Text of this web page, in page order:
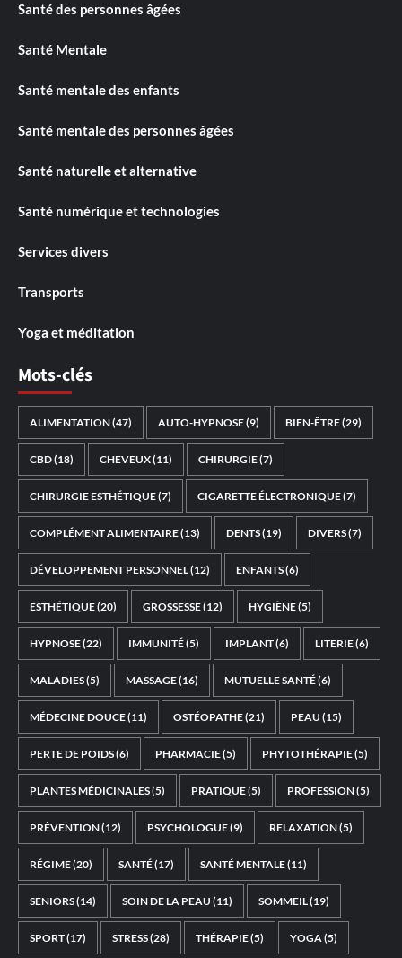
Santé des personnes âgées
Santé Mentale
Santé mentale des enfants
Santé mentale des personnes âgées
Santé naturelle et alternative
Santé numérique et technologies
Services divers
Transports
Yoga et méditation
Mots-clés
ALIMENTATION(47) AUTO-HYPNOSE(9) BIEN-ÊTRE(29)
CBD(18) CHEVEUX(11) CHIRURGIE(7)
CHIRURGIE ESTHÉTIQUE(7) CIGARETTE ÉLECTRONIQUE(7)
COMPLÉMENT ALIMENTAIRE(13) DENTS(19) DIVERS(7)
DÉVELOPPEMENT PERSONNEL(12) ENFANTS(6)
ESTHÉTIQUE(20) GROSSESSE(12) HYGIÈNE(5)
HYPNOSE(22) IMMUNITÉ(5) IMPLANT(6) LITERIE(6)
MALADIES(5) MASSAGE(16) MUTUELLE SANTÉ(6)
MÉDECINE DOUCE(11) OSTÉOPATHE(21) PEAU (15)
PERTE DE POIDS(6) PHARMACIE(5) PHYTOTHÉRAPIE(5)
PLANTES MÉDICINALES(5) PRATIQUE(5) PROFESSION(5)
PRÉVENTION(12) PSYCHOLOGUE(9) RELAXATION(5)
RÉGIME(20) SANTÉ(17) SANTÉ MENTALE(11)
SENIORS(14) SOIN DE LA PEAU (11) SOMMEIL(19)
SPORT(17) STRESS(28) THÉRAPIE(5) YOGA(5)